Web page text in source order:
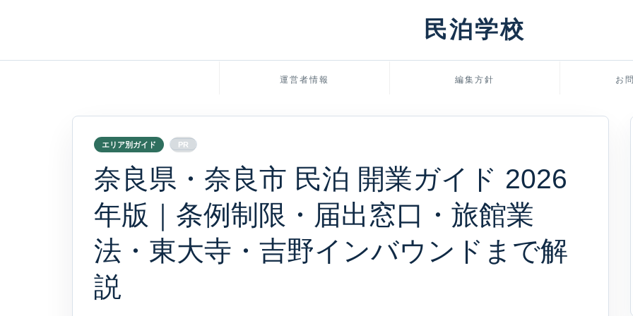
民泊学校
運営者情報 編集方針 お
エリア別ガイド PR
奈良県・奈良市 民泊 開業ガイド 2026
年版｜条例制限・届出窓口・旅館業
法・東大寺・吉野インバウンドまで解
説